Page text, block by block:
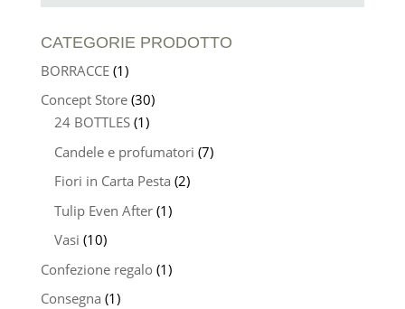
CATEGORIE PRODOTTO
BORRACCE (1)
Concept Store (30)
24 BOTTLES (1)
Candele e profumatori (7)
Fiori in Carta Pesta (2)
Tulip Even After (1)
Vasi (10)
Confezione regalo (1)
Consegna (1)